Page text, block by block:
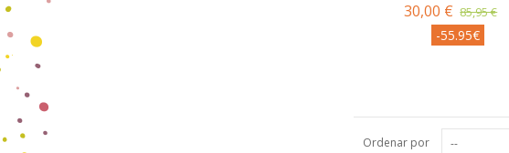
30,00 € 85,95 €
-55.95€
Ordenar por --